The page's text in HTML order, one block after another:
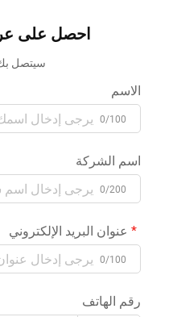
احصل على
سيتصل بك
الاسم
0/100
اسم الشركة
0/200
عنوان البريد الإلكتروني
0/100
رقم الهاتف